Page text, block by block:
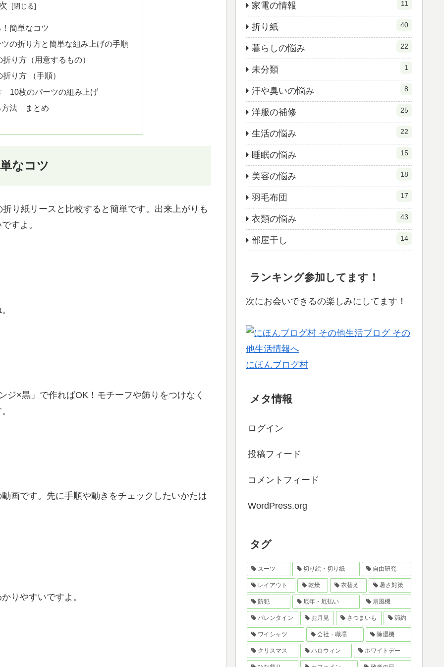
簡単なコツ
の折り方と簡単な組み上げの手順
り方（用意するもの）
り方 （手順）
10枚のパーツの組み上げ
方法 まとめ
なコツ
り紙リースと比較すると簡単です。出来上がりも
すよ。
×黒」で作ればOK！モチーフや飾りをつけなく
画です。先に手順や動きをチェックしたいかたは
りやすいですよ。
家電の情報 11
折り紙 40
暮らしの悩み 22
未分類 1
汗や臭いの悩み 8
洋服の補修 25
生活の悩み 22
睡眠の悩み 15
美容の悩み 18
羽毛布団 17
衣類の悩み 43
部屋干し 14
ランキング参加してます！
次にお会いできるの楽しみにしてます！
にほんブログ村
メタ情報
ログイン
投稿フィード
コメントフィード
WordPress.org
タグ
スーツ 切り絵・切り紙 自由研究
レイアウト 乾燥 衣替え 暑さ対策
防犯 厄年・厄払い 扇風機
バレンタイン お月見 さつまいも 節約
ワイシャツ 会社・職場 除湿機
クリスマス ハロウィン ホワイトデー